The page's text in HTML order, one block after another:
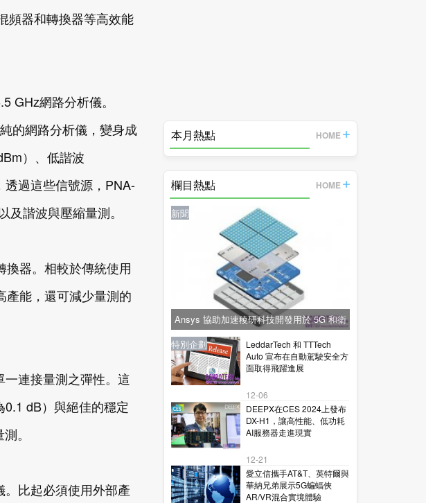
頻器和轉換器等高效能
GHz網路分析儀。
的網路分析儀，變身成
）、低諧波
透過這些信號源，PNA-
諧波與壓縮量測。
器。相較於傳統使用
產能，還可減少量測的
連接量測之彈性。這
dB）與絕佳的穩定
。
比起必須使用外部產
本月熱點 HOME
欄目熱點 HOME
新聞
Ansys 協助加速稜研科技開發用於 5G 和衛
星通訊的下一代毫米波技術
新聞
LeddarTech 和 TTTech
Auto 宣布在自動駕駛安全方
面取得飛躍進展
12-06
新聞
DEEPX在CES 2024上發布
DX-H1，讓高性能、低功耗
AI服務器走進現實
12-21
新聞
愛立信攜手AT&T、英特爾與
華納兄弟展示5G蝙蝠俠
AR/VR混合實境體驗
特別企劃